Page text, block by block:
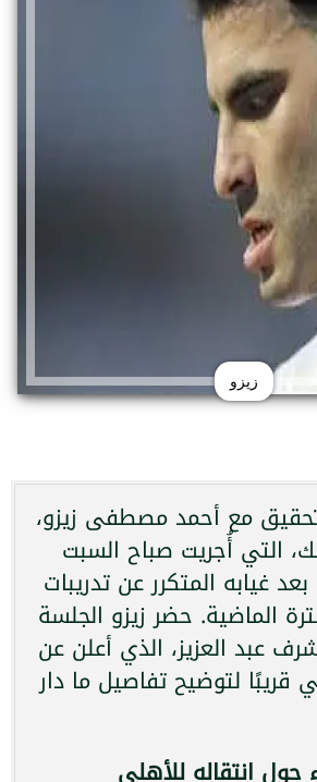
زيزو
مع أحمد مصطفى زيزو،
التي أُجريت صباح السبت
غيابه المتكرر عن تدريبات
الماضية. حضر زيزو الجلسة
عبد العزيز، الذي أعلن عن
قريبًا لتوضيح تفاصيل ما دار
حول انتقاله للأهلي